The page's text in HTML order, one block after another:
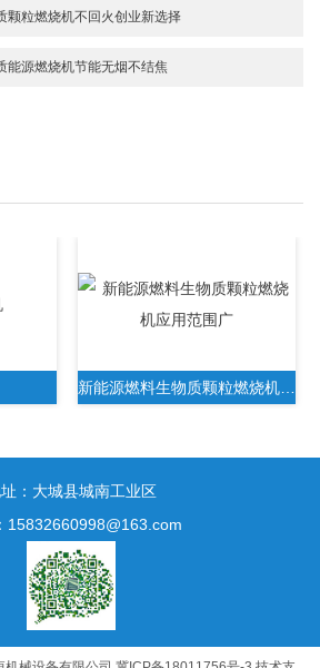
颗粒燃烧机不回火创业新选择
能源燃烧机节能无烟不结焦
新能源燃料生物质颗粒燃烧机应用范围广
新一代生物质木屑颗粒燃烧机无需人工操作
：大城县城南工业区
15832660998@163.com